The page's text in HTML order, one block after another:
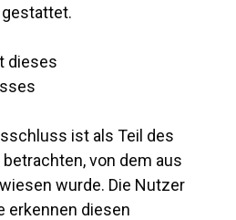
dieses
ist als Teil des
von dem aus
wurde. Die Nutzer
erkennen diesen